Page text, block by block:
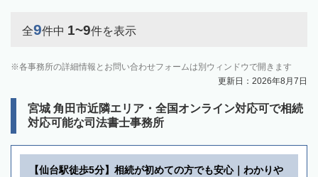
全9件中 1~9件を表示
各事務所の詳細情報とお問い合わせフォームは別ウィンドウで開きます
更新日：2026年8月7日
宮城 角田市近隣エリア・全国オンライン対応可で相続
対応可能な司法書士事務所
【仙台駅徒歩5分】相続が初めての方でも安心｜わかりや